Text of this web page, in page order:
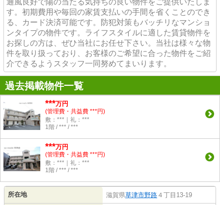
通風良好で陽の当たる気持ちの良い物件をご提供いたしま
す。初期費用や毎回の家賃支払いの手間を省くことのでき
る、カード決済可能です。防犯対策もバッチリなマンショ
ンタイプの物件です。ライフスタイルに適した賃貸物件を
お探しの方は、ぜひ当社にお任せ下さい。当社は様々な物
件を取り扱っており、お客様のご希望に合った物件をご紹
介できるようスタッフ一同努めてまいります。
過去掲載物件一覧
***万円
(管理費・共益費 ***円)
敷：***｜礼：***
1階 / *** / ***
***万円
(管理費・共益費 ***円)
敷：***｜礼：***
1階 / *** / ***
所在地 滋賀県草津市野路 ４丁目13-19